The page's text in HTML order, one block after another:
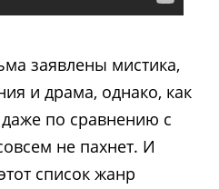
заявлены мистика,
и драма, однако, как
по сравнению с
не пахнет. И
список жанр